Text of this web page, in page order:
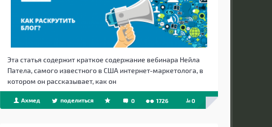
Эта статья содержит краткое содержание вебинара Нейла
Патела, самого известного в США интернет-маркетолога, в
котором он рассказывает, как он
Ахмед поделиться 0 0
1726